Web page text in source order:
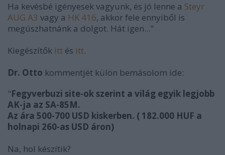
Ha kevésbé igényesek vagyunk, és jó lenne a Steyr
AUG A3 vagy a HK 416, akkor fele ennyiből is
megúszhatnánk a dolgot. Hát igen..."
Kiegészítők itt és itt.
Dr. Otto kommentjét külön bemásolom ide:
"Fegyverbuzi site-ok szerint a világ egyik legjobb
AK-ja az SA-85M.
Az ára 500-700 USD kiskerben. ( 182.000 HUF a
holnapi 260-as USD áron)
Na, hol készítik?